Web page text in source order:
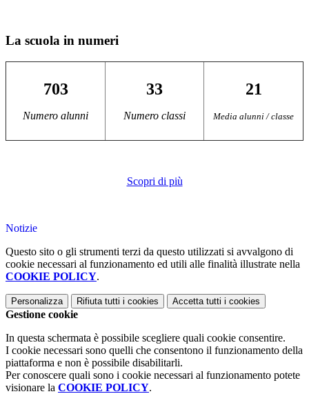
La scuola in numeri
703
Numero alunni
33
Numero classi
21
Media alunni / classe
Scopri di più
Notizie
Questo sito o gli strumenti terzi da questo utilizzati si avvalgono di
cookie necessari al funzionamento ed utili alle finalità illustrate nella
COOKIE POLICY.
Personalizza Rifiuta tutti i cookies Accetta tutti i cookies
Gestione cookie
In questa schermata è possibile scegliere quali cookie consentire.
I cookie necessari sono quelli che consentono il funzionamento della
piattaforma e non è possibile disabilitarli.
Per conoscere quali sono i cookie necessari al funzionamento potete
visionare la COOKIE POLICY.